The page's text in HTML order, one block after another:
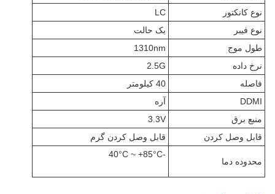
نوع کانکتور
LC
نوع فیبر
یک حالت
طول موج
1310nm
نرخ داده
2.5G
فاصله
40 کيلومتر
DDMI
آره
منبع برق
3.3V
قابل وصل کردن
قابل وصل کردن گرم
محدوده دما
-40°C ~ +85°C